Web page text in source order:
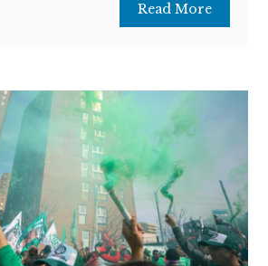
Read More